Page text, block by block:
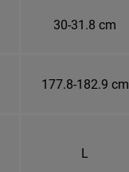
30-31.8 cm
177.8-182.9 cm
L